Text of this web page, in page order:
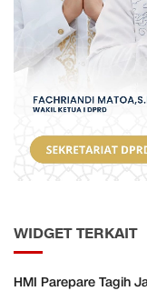
WIDGET TERKAIT
HMI Parepare Tagih